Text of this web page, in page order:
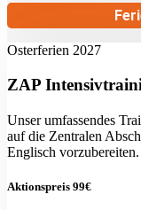
Osterferien 2027
ZAP
Unser umfassendes
auf die Zentralen
Englisch vorzubereiten.
Aktionspreis 99€